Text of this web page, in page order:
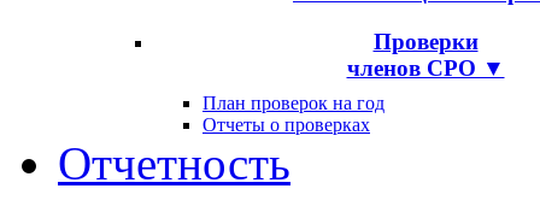
Проверки
членов СРО ▼
План проверок на год
Отчеты о проверках
Отчетность